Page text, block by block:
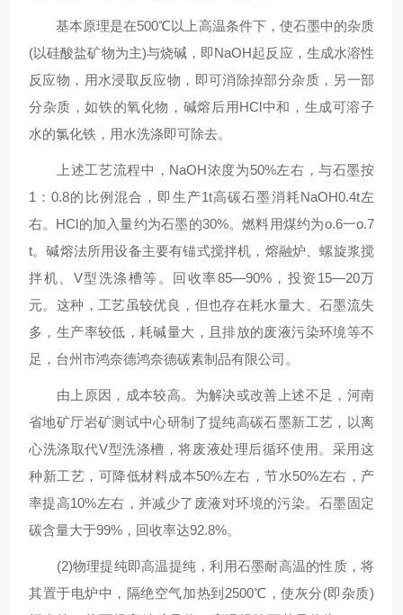
基本原理是在500℃以上高温条件下，使石墨中的杂质
(以硅酸盐矿物为主)与烧碱，即NaOH起反应，生成水溶性
反应物，用水浸取反应物，即可消除掉部分杂质，另一部
分杂质，如铁的氧化物，碱熔后用HCl中和，生成可溶子
水的氯化铁，用水洗涤即可除去。
上述工艺流程中，NaOH浓度为50%左右，与石墨按
1：0.8的比例混合，即生产1t高碳石墨消耗NaOH0.4t左
右。HCl的加入量约为石墨的30%。燃料用煤约为o.6一o.7
t。碱熔法所用设备主要有锚式搅拌机，熔融炉、螺旋浆搅
拌机、V型洗涤槽等。回收率85—90%，投资15—20万
元。这种，工艺虽较优良，但也存在耗水量大、石墨流失
多，生产率较低，耗碱量大，且排放的废液污染环境等不
足，台州市鸿奈德鸿奈德碳素制品有限公司。
由上原因，成本较高。为解决或改善上述不足，河南
省地矿厅岩矿测试中心研制了提纯高碳石墨新工艺，以离
心洗涤取代V型洗涤槽，将废液处理后循环使用。采用这
种新工艺，可降低材料成本50%左右，节水50%左右，产
率提高10%左右，并减少了废液对环境的污染。石墨固定
碳含量大于99%，回收率达92.8%。
(2)物理提纯即高温提纯，利用石墨耐高温的性质，将
其置于电炉中，隔绝空气加热到2500℃，使灰分(即杂质)